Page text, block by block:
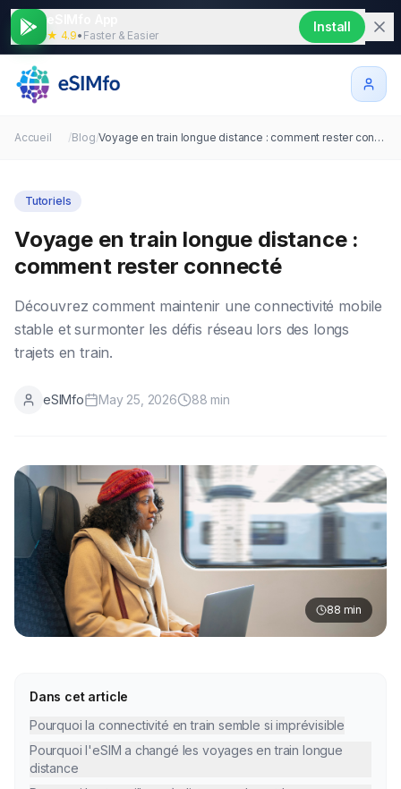
★ 4.9• Faster & Easier
Install
Accueil /Blog/ Voyage en train longue distance : comment rester connecté
Tutoriels
Voyage en train longue distance :
comment rester connecté
Découvrez comment maintenir une connectivité mobile
stable et surmonter les défis réseau lors des longs
trajets en train.
eSIMfo May 25, 2026 88 min
88 min
Dans cet article
Pourquoi la connectivité en train semble si imprévisible
Pourquoi l'eSIM a changé les voyages en train longue
distance